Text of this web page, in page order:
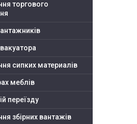
торгового
сипких материалів
меблів
переїзду
збірних вантажів